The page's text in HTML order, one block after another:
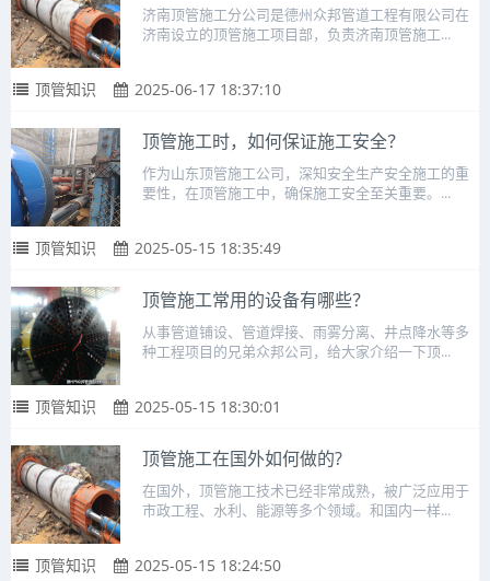
济南顶管施工分公司是德州众邦管道工程有限公司在
济南设立的顶管施工项目部，负责济南顶管施工...
顶管知识 2025-06-17 18:37:10
顶管施工时，如何保证施工安全？
作为山东顶管施工公司，深知安全生产安全施工的重
要性，在顶管施工中，确保施工安全至关重要。...
顶管知识 2025-05-15 18:35:49
顶管施工常用的设备有哪些？
从事管道铺设、管道焊接、雨雾分离、井点降水等多
种工程项目的兄弟众邦公司，给大家介绍一下顶...
顶管知识 2025-05-15 18:30:01
顶管施工在国外如何做的?
在国外，顶管施工技术已经非常成熟，被广泛应用于
市政工程、水利、能源等多个领域。和国内一样...
顶管知识 2025-05-15 18:24:50